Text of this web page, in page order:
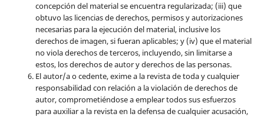
concepción del material se encuentra regularizada; (iii) que
obtuvo las licencias de derechos, permisos y autorizaciones
necesarias para la ejecución del material, inclusive los
derechos de imagen, si fueran aplicables; y (iv) que el material
no viola derechos de terceros, incluyendo, sin limitarse a
estos, los derechos de autor y derechos de las personas.
El autor/a o cedente, exime a la revista de toda y cualquier
responsabilidad con relación a la violación de derechos de
autor, comprometiéndose a emplear todos sus esfuerzos
para auxiliar a la revista en la defensa de cualquier acusación,